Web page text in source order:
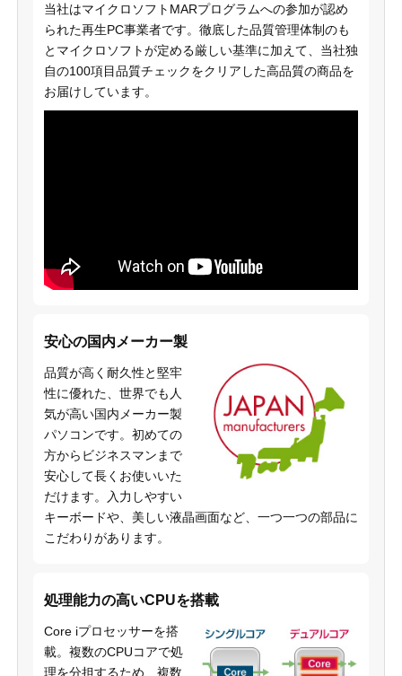
当社はマイクロソフトMARプログラムへの参加が認め
られた再生PC事業者です。徹底した品質管理体制のも
とマイクロソフトが定める厳しい基準に加えて、当社独
自の100項目品質チェックをクリアした高品質の商品を
お届けしています。
安心の国内メーカー製
品質が高く耐久性と堅牢
性に優れた、世界でも人
気が高い国内メーカー製
パソコンです。初めての
方からビジネスマンまで
安心して長くお使いいた
だけます。入力しやすい
キーボードや、美しい液晶画面など、一つ一つの部品に
こだわりがあります。
処理能力の高いCPUを搭載
Core iプロセッサーを搭
載。複数のCPUコアで処
理を分担するため、複数